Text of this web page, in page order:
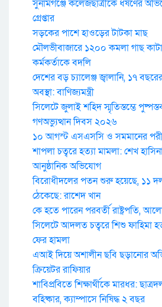
সুনামগঞ্জে কলেজছাত্রীকে ধর্ষণের
গ্রেপ্তার
সড়কের পাশে হাওড়ের টাটকা মাছ
মৌলভীবাজারে ১২০০ কমলা গাছ
কর্মকর্তাকে বদলি
দেশের বড় চ্যালেঞ্জ জ্বালানি, ১৭
অবস্থা: বাণিজ্যমন্ত্রী
সিলেটে জুলাই শহিদ স্মৃতিস্তম্ভে
গণঅভ্যুত্থান দিবস ২০২৬
১০ আগস্ট এসএসসি ও সমমানের
শাপলা চত্বরে হত্যা মামলা: শেখ
আনুষ্ঠানিক অভিযোগ
বিরোধীদলের পতন শুরু হয়েছে, ১১
ঠেকেছে: রাশেদ খান
কে হতে পারেন পরবর্তী রাষ্ট্রপতি,
সিলেটে আদলত চত্বরে শিশু ফাহিমা
ফের হামলা
এআই দিয়ে অশালীন ছবি ছড়ানোর
ক্রিয়েটর রাফিয়ার
শাবিপ্রবিতে শিক্ষার্থীকে মারধর:
বহিষ্কার, ক্যাম্পাসে নিষিদ্ধ ২ বছর